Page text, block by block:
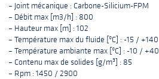
– Joint mécanique : Carbone-Silicium-FPM
– Débit max [m3/h] : 800
– Hauteur max [m] : 102
– Température max du fluide [ºC] : -15 / +140
– Température ambiante max [ºC] : -10 / +40
– Contenu max de solides [g/m³] : 85
– Rpm : 1450 / 2900